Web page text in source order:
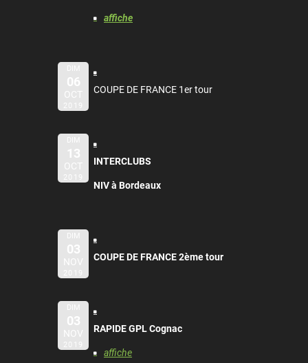
affiche
DIM
06
OCT
2019
COUPE DE FRANCE 1er tour
DIM
13
OCT
2019
INTERCLUBS
NIV à Bordeaux
DIM
03
NOV
2019
COUPE DE FRANCE 2ème tour
DIM
03
NOV
2019
RAPIDE GPL Cognac
affiche